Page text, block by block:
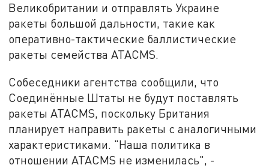
Великобритании и отправлять Украине
ракеты большой дальности, такие как
оперативно-тактические баллистические
ракеты семейства ATACMS.
Собеседники агентства сообщили, что
Соединённые Штаты не будут поставлять
ракеты ATACMS, поскольку Британия
планирует направить ракеты с аналогичными
характеристиками. "Наша политика в
отношении ATACMS не изменилась", -